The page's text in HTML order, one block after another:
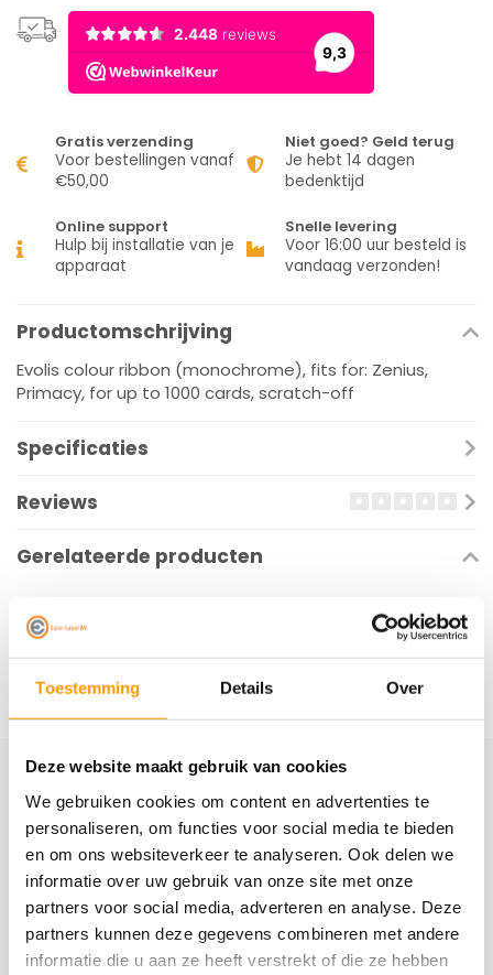
Toestemming Details Over
Deze website maakt gebruik van cookies
We gebruiken cookies om content en advertenties te
personaliseren, om functies voor social media te bieden
en om ons websiteverkeer te analyseren. Ook delen we
informatie over uw gebruik van onze site met onze
partners voor social media, adverteren en analyse. Deze
partners kunnen deze gegevens combineren met andere
informatie die u aan ze heeft verstrekt of die ze hebben
Gratis verzending
Voor bestellingen vanaf
€50,00
Niet goed? Geld terug
Je hebt 14 dagen
bedenktijd
Online support
Hulp bij installatie van je
apparaat
Snelle levering
Voor 16:00 uur besteld is
vandaag verzonden!
Productomschrijving
Evolis colour ribbon (monochrome), fits for: Zenius,
Primacy, for up to 1000 cards, scratch-off
Specificaties
Reviews
Gerelateerde producten
Schrijf je hier in voor onze nieuwsbrief
Ontvang onze nieuwste aanbiedingen en
kortingscodes
Abonneer